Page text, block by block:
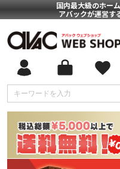
国内最大級のホー
アバックが運営す